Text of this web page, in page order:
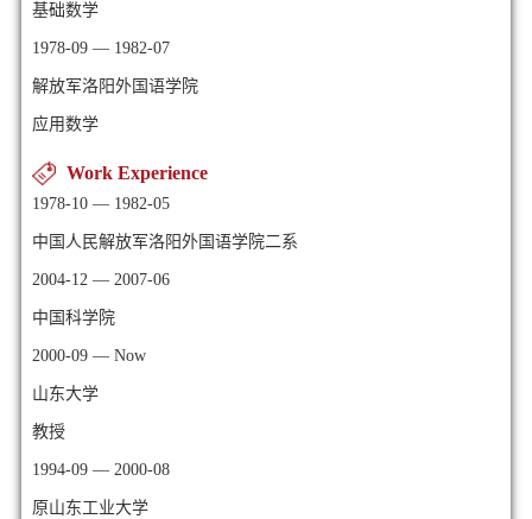
基础数学
1978-09 — 1982-07
解放军洛阳外国语学院
应用数学
Work Experience
1978-10 — 1982-05
中国人民解放军洛阳外国语学院二系
2004-12 — 2007-06
中国科学院
2000-09 — Now
山东大学
教授
1994-09 — 2000-08
原山东工业大学